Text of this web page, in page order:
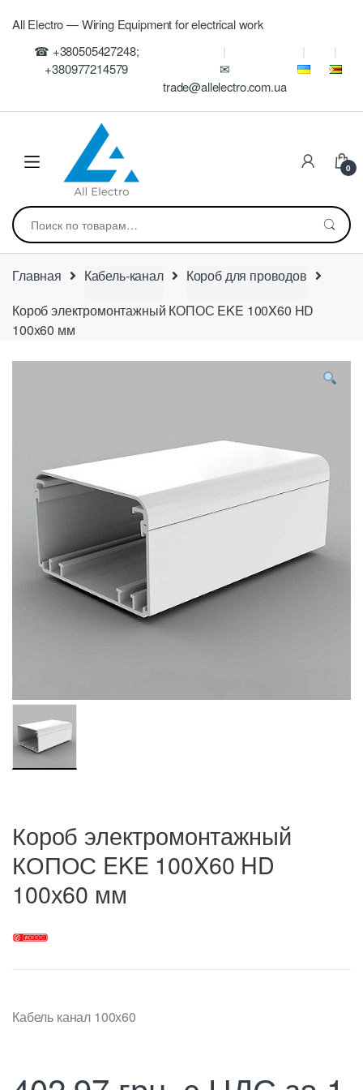
navigation
content
All Electro — Wiring Equipment for electrical work
☎ +380505427248;
+380977214579
✉
trade@allelectro.com.ua
0
Искать:
Главная Кабель-канал
Короб для проводов
Короб электромонтажный КОПОС EKE 100X60 HD
100х60 мм
Короб электромонтажный
КОПОС EKE 100X60 HD
100х60 мм
Кабель канал 100х60